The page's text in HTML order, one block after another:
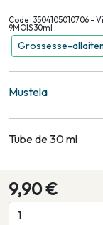
Code : 3504105010706 -
9MOIS 30ml
Grossesse-
Mustela
Tube de 30 ml
9,90 €